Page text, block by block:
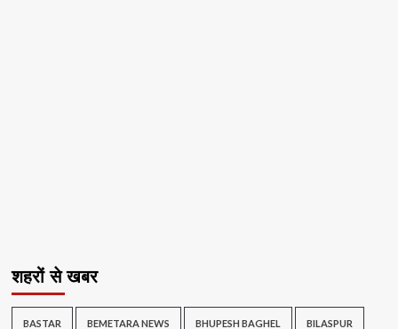
शहरों से खबर
BASTAR BEMETARA NEWS BHUPESH BAGHEL BILASPUR